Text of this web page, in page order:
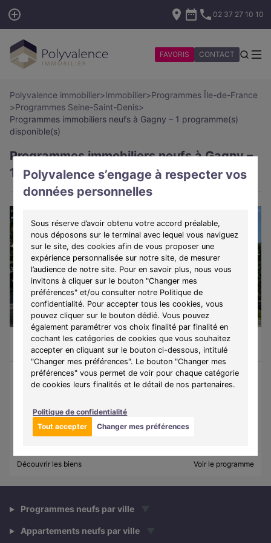
Polyvalence s’engage à respecter vos
données personnelles
Sous réserve d’avoir obtenu votre accord préalable,
nous déposons sur le terminal avec lequel vous naviguez
sur le site, des cookies afin de vous proposer une
expérience personnalisée sur notre site, de mesurer
l’audience de notre site. Pour en savoir plus, nous vous
invitons à cliquer sur le bouton "Changer mes
préférences" et/ou consulter notre Politique de
confidentialité. Pour accepter tous les cookies, vous
pouvez cliquer sur le bouton dédié. Vous pouvez
également paramétrer vos choix finalité par finalité en
cochant les catégories de cookies que vous souhaitez
accepter en cliquant sur le bouton ci-dessous, intitulé
"Changer mes préférences". Le bouton "Changer mes
préférences" vous permet de voir pour chaque catégorie
de cookies leurs finalités et le détail de nos partenaires.
Politique de confidentialité
Tout accepter
Changer mes préférences
02 37 27 10 10
FAVORIS CONTACT
Polyvalence immobilier>Immobilier>Programmes Île-de-France
>Programmes Seine-Saint-Denis>
Programmes immobiliers neufs à Gagny – 1 programme(s)
disponible(s)
Programmes immobiliers neufs à Gagny –
1 programme(s) disponible(s)
Gagny (93220)
Du T1 au T4
À partir de 210 426 €
20 lots disponibles
Programme :
Arbor & Home
architecture élégante et espaces extérieurs généreux
transforment votre quotidien.
Découvrir les biens Voir le programme
Programmes neufs par ville
Appartements neufs par ville